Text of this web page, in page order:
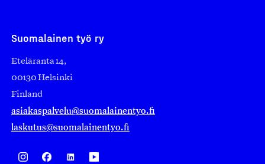
Suomalainen työ ry
Eteläranta 14,
00130 Helsinki
Finland
asiakaspalvelu@suomalainentyo.fi
laskutus@suomalainentyo.fi